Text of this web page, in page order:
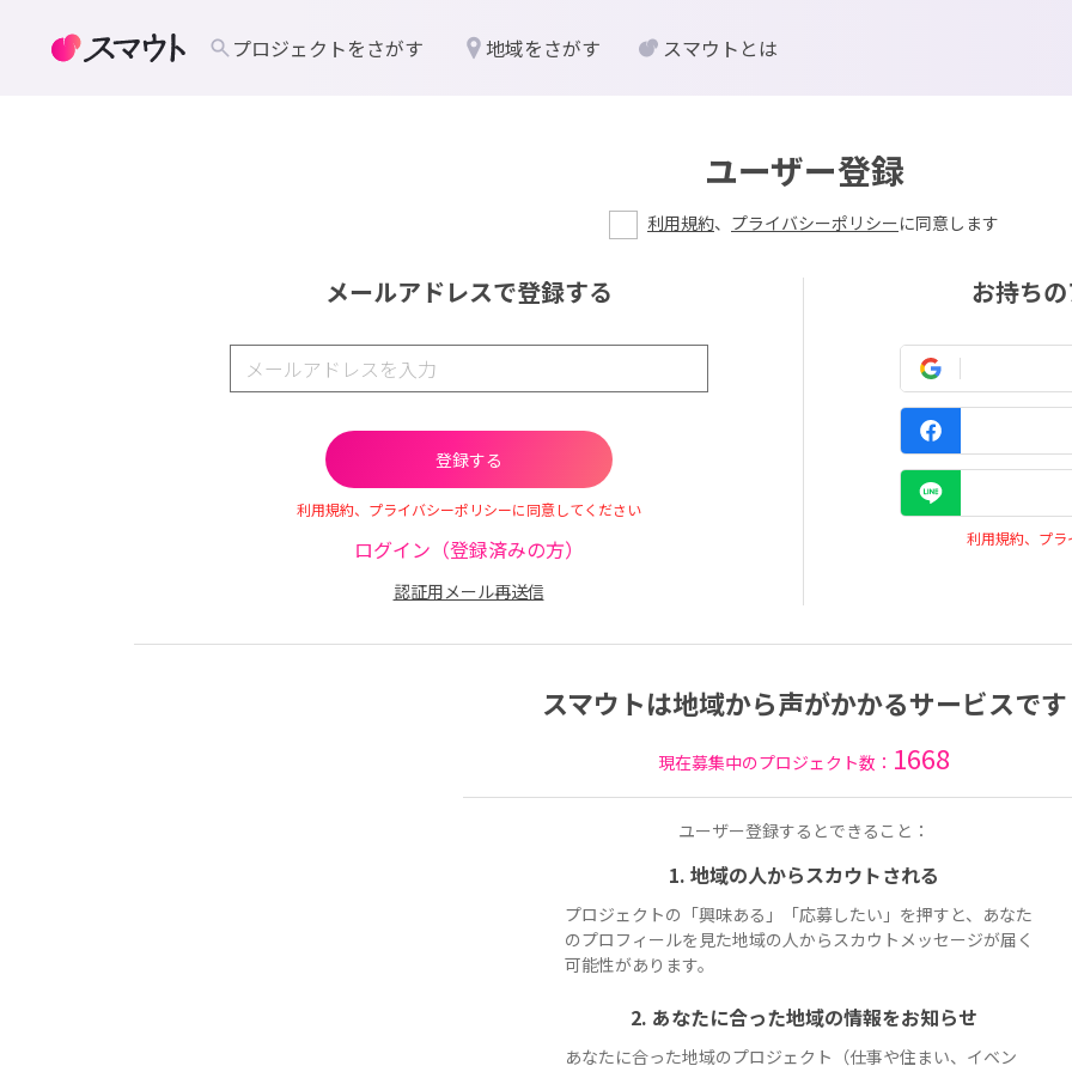
ユーザー登録
利用規約、 プライバシーポリシーに同意します
メールアドレスで登録する
利用規約、プライバシーポリシーに同意してください
ログイン（登録済みの方）
認証用メール再送信
お持ち
利用規約、プ
スマウトは地域から声がかかるサービスです
現在募集中のプロジェクト数： 1668
ユーザー登録するとできること：
1. 地域の人からスカウトされる
プロジェクトの「興味ある」「応募したい」を押すと、あなた
のプロフィールを見た地域の人からスカウトメッセージが届く
可能性があります。
2. あなたに合った地域の情報をお知らせ
あなたに合った地域のプロジェクト（仕事や住まい、イベン
プロジェクトをさがす 地域をさがす スマウトとは